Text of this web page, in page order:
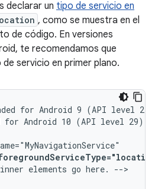
declarar un tipo de servicio en
, como se muestra en el
de código. En versiones
te recomendamos que
servicio en primer plano.
for Android 9 (API level 28)
for Android 10 (API level 29)
inner elements go here.
-->